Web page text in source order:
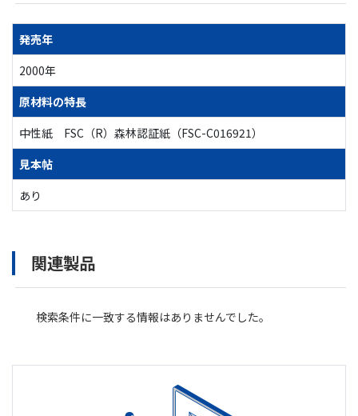
発売年
2000年
原材料の特長
中性紙 FSC（R）森林認証紙（FSC-C016921）
見本帖
あり
関連製品
検索条件に一致する情報はありませんでした。